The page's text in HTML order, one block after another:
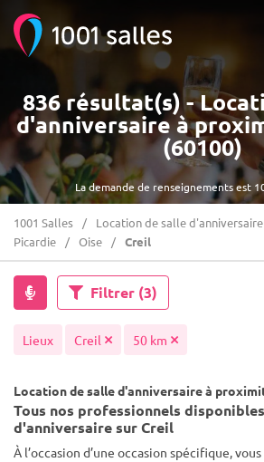
La demande de renseignements est
836 résultat(s) -
d'anniversaire à
(60100)
1001 Salles Location de salle d'anniversaire
Picardie
Oise Creil
Filtrer (3)
Lieux Creil 50 km
Location de salle d'anniversaire à
Tous nos professionnels
d'anniversaire sur Creil
À l’occasion d’une occasion spécifique,